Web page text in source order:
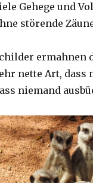
Gehege und
störende
ermahnen
nette Art, dass
niemand